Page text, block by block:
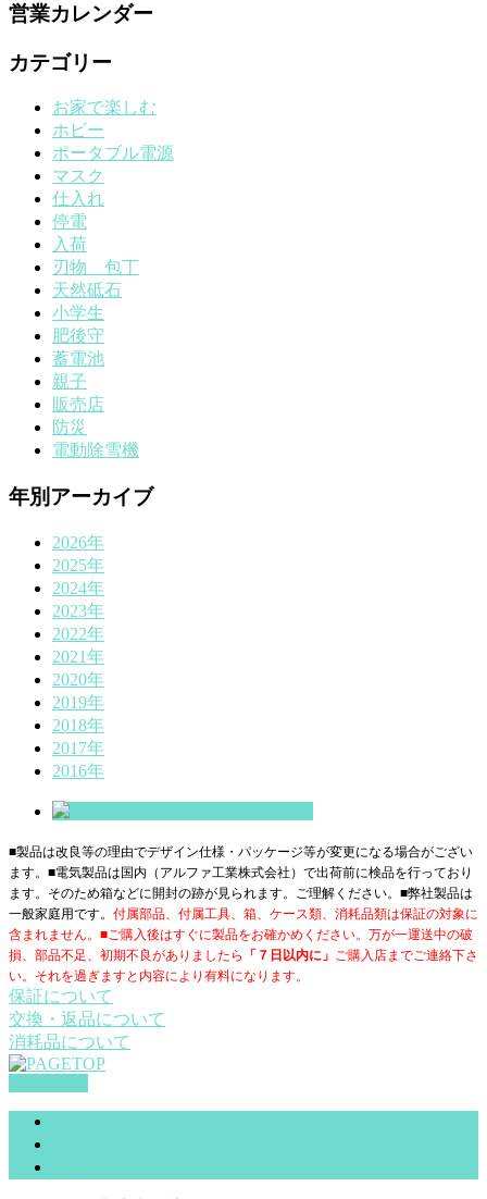
営業カレンダー
カテゴリー
お家で楽しむ
ホビー
ポータブル電源
マスク
仕入れ
停電
入荷
刃物 包丁
天然砥石
小学生
肥後守
蓄電池
親子
販売店
防災
電動除雪機
年別アーカイブ
2026年
2025年
2024年
2023年
2022年
2021年
2020年
2019年
2018年
2017年
2016年
■製品は改良等の理由でデザイン仕様・パッケージ等が変更になる場合がござい
ます。■電気製品は国内（アルファ工業株式会社）で出荷前に検品を行っており
ます。そのため箱などに開封の跡が見られます。ご理解ください。■弊社製品は
一般家庭用です。 付属部品、付属工具、箱、ケース類、消耗品類は保証の対象に
含まれません。■ご購入後はすぐに製品をお確かめください。万が一運送中の破
損、部品不足、初期不良がありましたら
「７日以内に」 ご購入店までご連絡下さ
い。それを過ぎますと内容により有料になります。
保証について
交換・返品について
消耗品について